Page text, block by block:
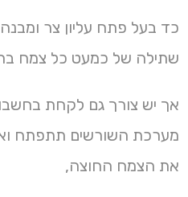
כד בעל פתח עליון צר
שתילה של כמעט כל צמח
אך יש צורך גם לקחת
מערכת השורשים תתפתח
את הצמח החוצה,